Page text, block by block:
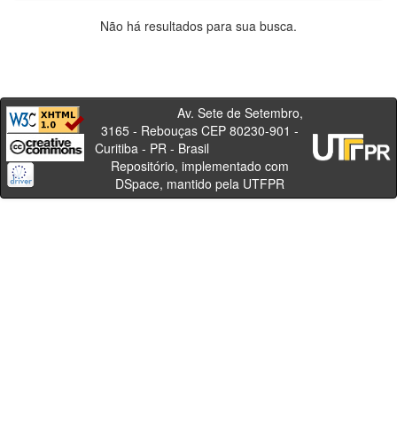
Não há resultados para sua busca.
Av. Sete de Setembro,
3165 - Rebouças CEP 80230-901 -
Curitiba - PR - Brasil
Repositório, implementado com
DSpace, mantido pela UTFPR